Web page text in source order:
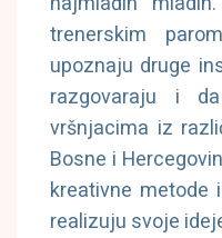
trenerskim
upoznaju druge
razgovaraju i
vršnjacima iz
Bosne i
kreativne metode
realizuju svoje